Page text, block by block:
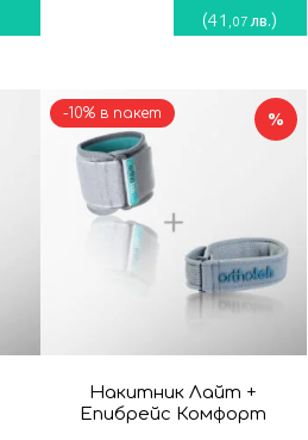
(41 ,07 лв.)
%
Накитник Лайт +
Епибрейс Комфорт
-10% в пакет